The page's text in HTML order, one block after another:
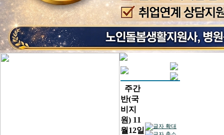
주간
반(국
비지
원) 11
월12일